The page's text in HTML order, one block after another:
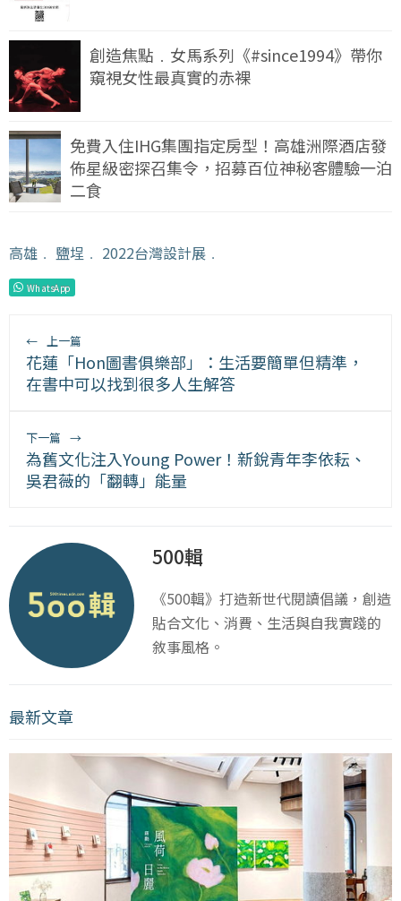
創造焦點﹒女馬系列《#since1994》帶你
窺視女性最真實的赤裸
免費入住IHG集團指定房型！高雄洲際酒店發
佈星級密探召集令，招募百位神秘客體驗一泊
二食
高雄 ﹒ 鹽埕 ﹒ 2022台灣設計展 ﹒
WhatsApp
← 上一篇
花蓮「Hon圖書俱樂部」：生活要簡單但精準，
在書中可以找到很多人生解答
下一篇 →
為舊文化注入Young Power！新銳青年李依耘、
吳君薇的「翻轉」能量
500輯
《500輯》打造新世代閱讀倡議，創造
貼合文化、消費、生活與自我實踐的
敘事風格。
最新文章